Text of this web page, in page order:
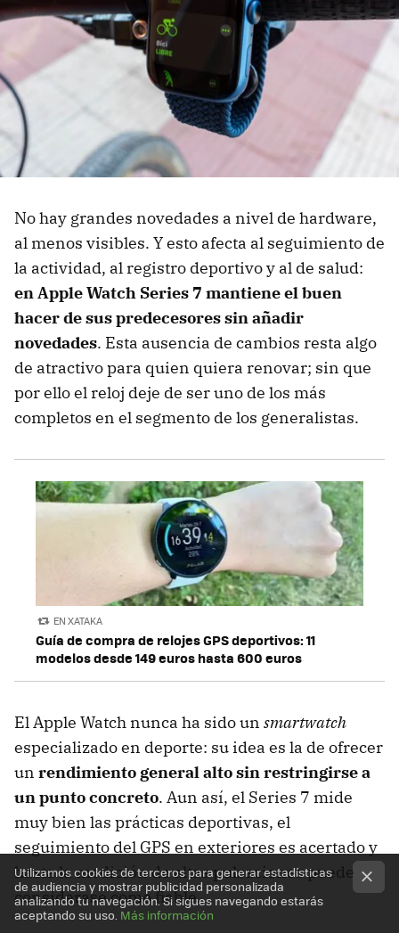
No hay grandes novedades a nivel de hardware,
al menos visibles. Y esto afecta al seguimiento de
la actividad, al registro deportivo y al de salud:
en Apple Watch Series 7 mantiene el buen
hacer de sus predecesores sin añadir
novedades. Esta ausencia de cambios resta algo
de atractivo para quien quiera renovar; sin que
por ello el reloj deje de ser uno de los más
completos en el segmento de los generalistas.
EN XATAKA
Guía de compra de relojes GPS deportivos: 11
modelos desde 149 euros hasta 600 euros
El Apple Watch nunca ha sido un smartwatch
especializado en deporte: su idea es la de ofrecer
un rendimiento general alto sin restringirse a
un punto concreto. Aun así, el Series 7 mide
muy bien las prácticas deportivas, el
seguimiento del GPS en exteriores es acertado y
hasta la medición de altas pulsaciones puede
considerase como fiable.
Utilizamos cookies de terceros para generar estadísticas
de audiencia y mostrar publicidad personalizada
analizando tu navegación. Si sigues navegando estarás
aceptando su uso. Más información